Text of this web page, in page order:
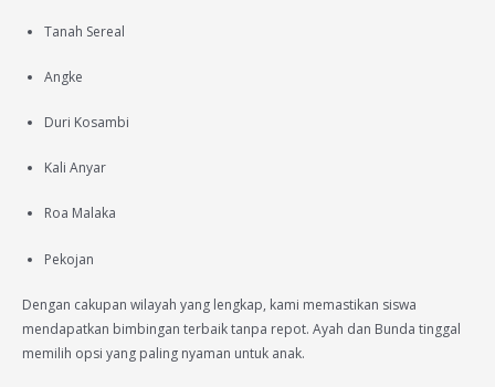
Tanah Sereal
Angke
Duri Kosambi
Kali Anyar
Roa Malaka
Pekojan
Dengan cakupan wilayah yang lengkap, kami memastikan siswa
mendapatkan bimbingan terbaik tanpa repot. Ayah dan Bunda tinggal
memilih opsi yang paling nyaman untuk anak.